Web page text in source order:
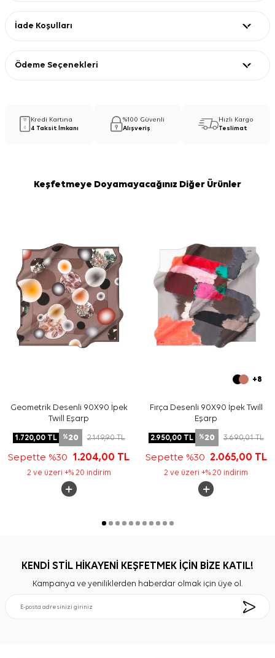
İade Koşulları
Ödeme Seçenekleri
Kredi Kartına
4 Taksit İmkanı
%100 Güvenli
Alışveriş
Hızlı Kargo
Teslimat
Keşfetmeye Doyamayacağınız Diğer Ürünler
Geometrik Desenli 90X90 İpek
Twill Eşarp
1.720,00TL %20 2.149,90TL
Sepette %30 1.204,00 TL
2 ve üzeri +% 20 indirim
+8
Fırça Desenli 90X90 İpek Twill
Eşarp
2.950,00TL %20 3.690,01TL
Sepette %30 2.065,00 TL
2 ve üzeri +% 20 indirim
KENDİ STİL HİKAYENİ KEŞFETMEK İÇİN BİZE KATIL!
Kampanya ve yeniliklerden haberdar olmak için üye ol.